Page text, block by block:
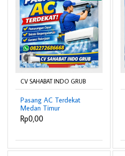
CV SAHABAT INDO GRUB
Pasang AC Terdekat
Medan Timur
082272686688 –
Profesional & Bergaransi
Rp0,00